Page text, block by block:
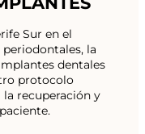
Sur en el
la
dentales
protocolo
recuperación y